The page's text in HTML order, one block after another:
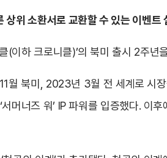
위 소환서로 교환할 수 있는 이벤트
(이하 크로니클)’의 북미 출시 2주
월 북미, 2023년 3월 전 세계로 시
머너즈 워’ IP 파워를 입증했다. 이